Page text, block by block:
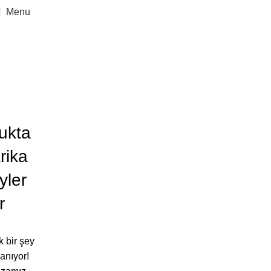
Menu
bir şey